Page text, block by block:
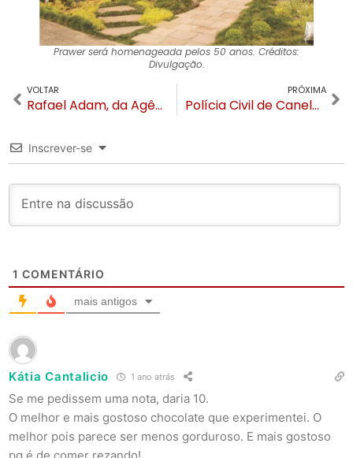
Prawer será homenageada pelos 50 anos. Créditos:
Divulgação.
VOLTAR
Rafael Adam, da Agência Visão, assume a presidência do Conselho Administrativo da Gramadotur
PRÓXIMA
Polícia Civil de Canela apreende adolescente auspeito de incêndios ligados à disputa de facções
Inscrever-se
1 COMENTÁRIO
mais antigos
Kátia Cantalicio 1 ano atrás
Se me pedissem uma nota, daria 10.
O melhor e mais gostoso chocolate que experimentei. O
melhor pois parece ser menos gorduroso. E mais gostoso